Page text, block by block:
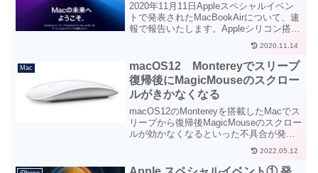
2020年11月11日Appleスペシャルイベン
トで発表されたMacBookAirについて、速
報で報告いたします。Appleシリコン搭
載、初のモデルMacBookAirは今までの
MacBookAirとは全く違う高性能で省電力
なモデルに生まれ変わっています。
2020.11.14
Mac
macOS12 Montereyでスリープ
復帰後にMagicMouseのスクロー
ルがきかなくなる
macOS12のMontereyを搭載したMacでス
リープから復帰後MagicMouseのスクロー
ルが効かなくなるといった不具合が発生
しています。再起動などで一旦治って
も、スリープから復帰するとまた同じよ
うな症状が繰り返されます。マウス側の
2022.05.12